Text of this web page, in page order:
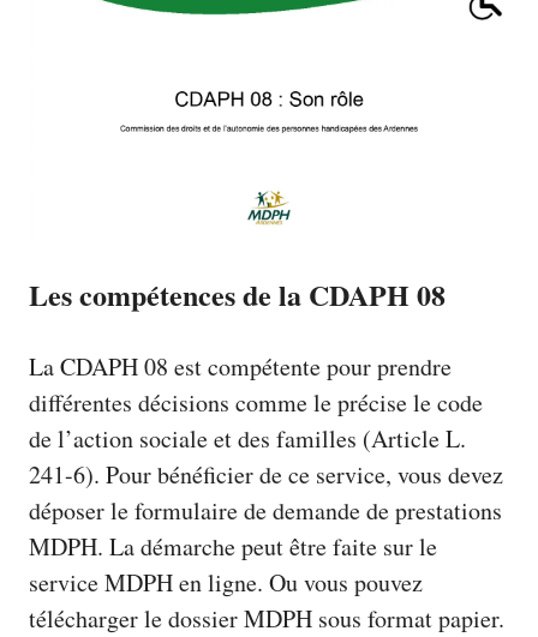
Les compétences de la CDAPH 08
La CDAPH 08 est compétente pour prendre
différentes décisions comme le précise le code
de l’action sociale et des familles (Article L.
241-6). Pour bénéficier de ce service, vous devez
déposer le formulaire de demande de prestations
MDPH. La démarche peut être faite sur le
service MDPH en ligne. Ou vous pouvez
télécharger le dossier MDPH sous format papier.